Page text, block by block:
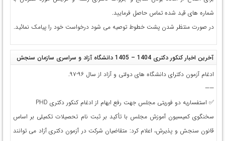
شماره های قید شده تماس حاصل فرمایید.
در صورت منتظر شدن پشت خطوط توصیه می شود درخواست خود را پیامک نمائید.
آخرین اخبار کنکور دکتری 1404 – 1405 دانشگاه آزاد و سراسری سازمان سنجش
ادغام آزمون دکترای د‌انشگاه های دولتی و آزاد از سال ۹۶-۹۷.
——
✅ استفساریه دو فوریتی مجلس جهت رفع ابهام از ادغام کنکور دکتری PHD
سخنگوی کمیسیون آموزش مجلس با تأکید بر ثبت‌ نام تحصیلات تکمیلی بر اساس
قانون سنجش و پذیرش، اعلام کرد: متقاضیان شرکت در آزمون دکتری آزاد می‌ توانند